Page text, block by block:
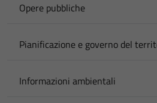
Opere pubbliche
Pianificazione e governo del
Informazioni ambientali